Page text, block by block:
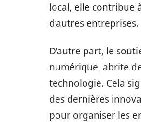
local, elle contribue
d’autres entreprises.
D’autre part, le
numérique, abrite
technologie. Cela
des dernières
pour organiser les